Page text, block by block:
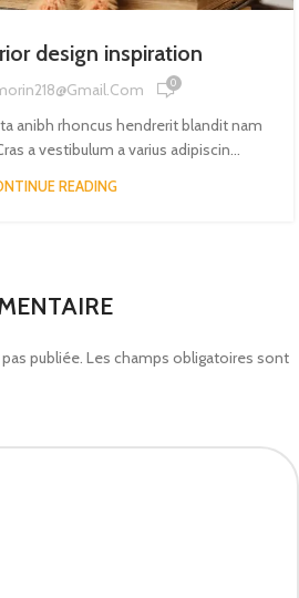
design inspiration
0
anibh rhoncus hendrerit blandit nam
a vestibulum a varius adipiscin...
READING
publiée. Les champs obligatoires sont